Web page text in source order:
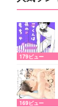
179ビュー
169ビュー